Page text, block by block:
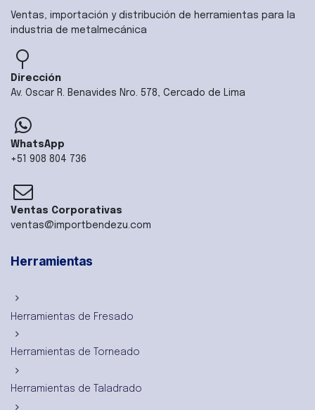
Ventas, importación y distribución de herramientas para la
industria de metalmecánica
Dirección
Av. Oscar R. Benavides Nro. 578, Cercado de Lima
WhatsApp
+51 908 804 736
Ventas Corporativas
ventas@importbendezu.com
Herramientas
Herramientas de Fresado
Herramientas de Torneado
Herramientas de Taladrado